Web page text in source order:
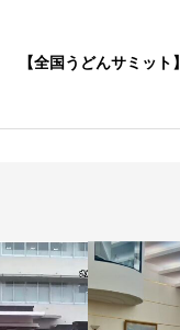
【全国うどんサミッ